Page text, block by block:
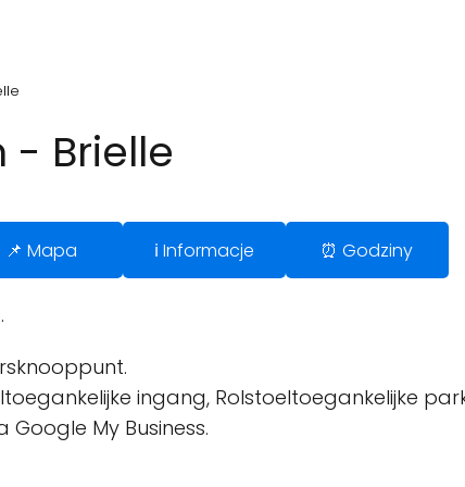
- Brielle
📌 Mapa ℹ️ Informacje ⏰ Godziny
ingang, Rolstoeltoegankelijke
My Business.